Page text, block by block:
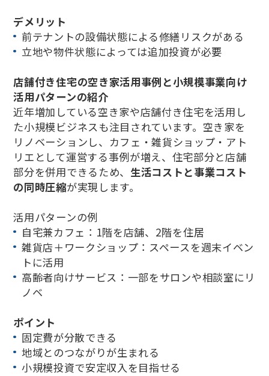
デメリット
前テナントの設備状態による修繕リスクがある
立地や物件状態によっては追加投資が必要
店舗付き住宅の空き家活用事例と小規模事業向け
活用パターンの紹介
近年増加している空き家や店舗付き住宅を活用し
た小規模ビジネスも注目されています。空き家を
リノベーションし、カフェ・雑貨ショップ・アト
リエとして運営する事例が増え、住宅部分と店舗
部分を併用できるため、 生活コストと事業コスト
の同時圧縮が実現します。
活用パターンの例
自宅兼カフェ：1階を店舗、2階を住居
雑貨店＋ワークショップ：スペースを週末イベン
トに活用
高齢者向けサービス：一部をサロンや相談室にリ
ノベ
ポイント
固定費が分散できる
地域とのつながりが生まれる
小規模投資で安定収入を目指せる